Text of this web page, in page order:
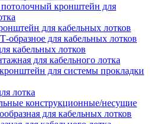
кронштейн для
для кабельных лотков
образное для кабельных лотков
кабельных лотков
для кабельного лотка
для системы прокладки
лотка
конструкционные/несущие
для кабельных лотков